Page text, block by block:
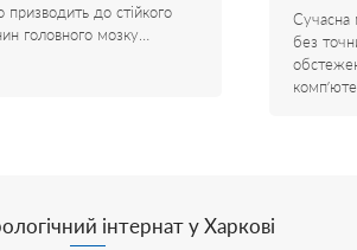
призводить до стійкого
головного мозку…
Сучасна
без
інтернат у Харкові